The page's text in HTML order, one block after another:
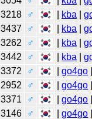
3218 ♂ kba |
3437 ♂ kba |
3262 ♂ kba |
3442 ♂ kba |
3372 ♂ |go4go
2952 ♂ |go4go
3371 ♂ |go4go
3146 ♂ |go4go